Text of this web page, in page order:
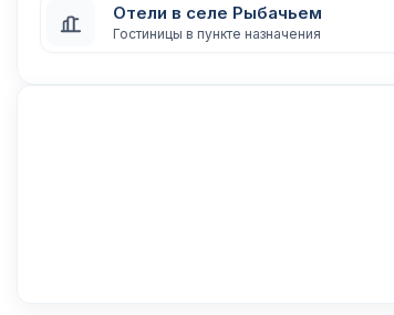
Отели в селе Рыбачьем
Гостиницы в пункте назначения